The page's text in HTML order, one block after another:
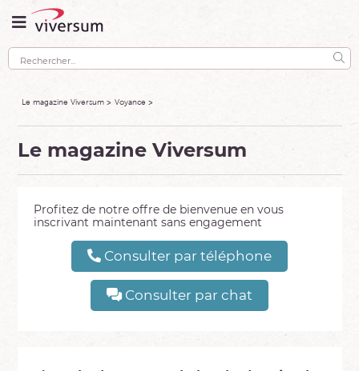
Le magazine Viversum Voyance
Le magazine Viversum
Profitez de notre offre de bienvenue en vous
inscrivant maintenant sans engagement
Consulter par téléphone
Consulter par chat